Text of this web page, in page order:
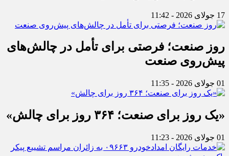
17 جولای 2026 - 11:42
روز صنعت؛ فرصتی برای تأمل در چالش‌های
پیش‌روی صنعت
01 جولای 2026 - 11:35
«یک روز برای صنعت؛ ۳۶۴ روز برای چالش»
01 جولای 2026 - 11:23